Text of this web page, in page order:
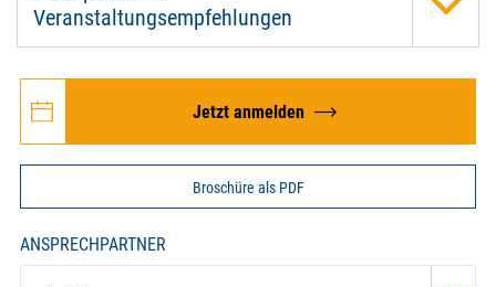
Veranstaltungsempfehlungen
Jetzt anmelden
Broschüre als PDF
ANSPRECHPARTNER